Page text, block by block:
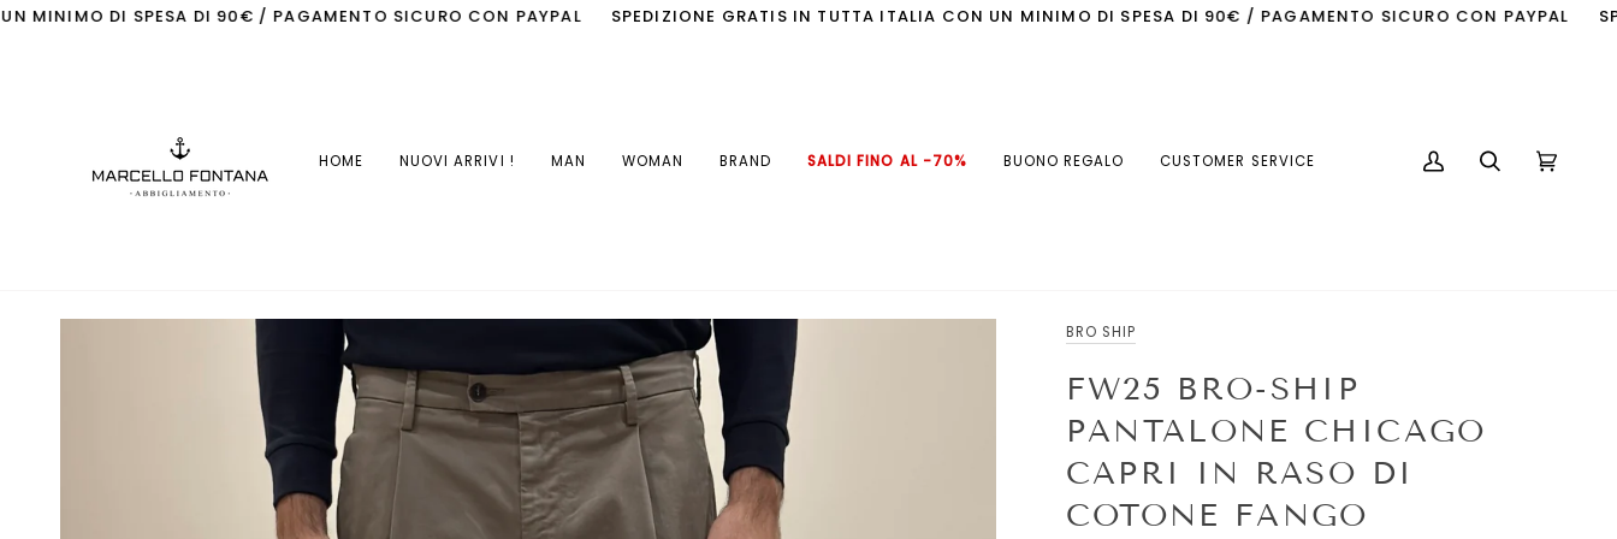
Skip DI SPESA DI 90€ / PAGAMENTO SICURO CON PAYPAL SPEDIZIONE GRATIS IN TUTTA ITALIA CON UN MINIMO DI SPESA DI 90€ / PAGAMENTO SICURO CON PAYPAL
HOME NUOVI ARRIVI ! MAN WOMAN BRAND SALDI FINO AL -70% BUONO REGALO CUSTOMER SERVICE
My
Search Cart
BRO SHIP
FW25 BRO-SHIP
PANTALONE CHICAGO
CAPRI IN RASO DI
COTONE FANGO